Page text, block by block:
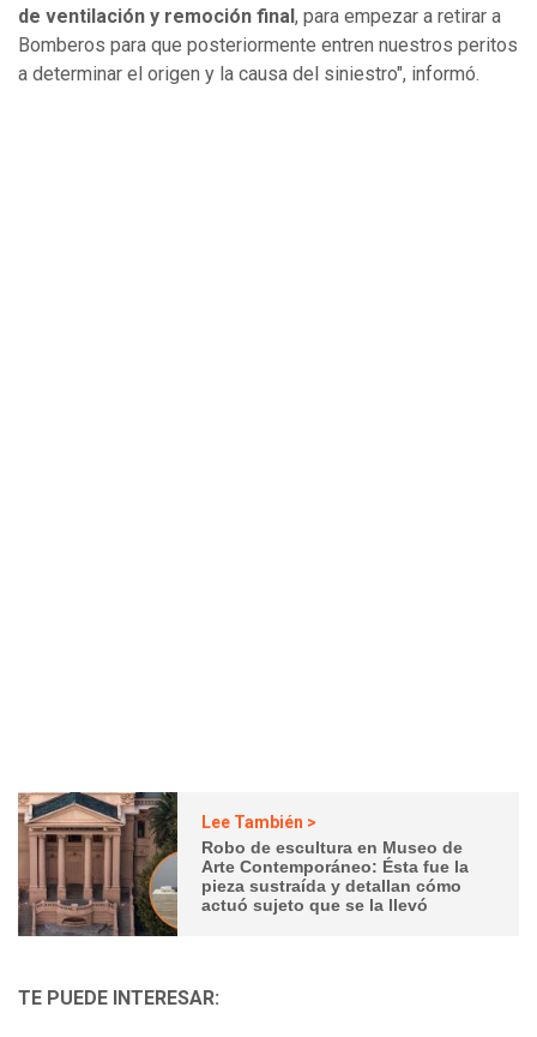
de ventilación y remoción final, para empezar a retirar a
Bomberos para que posteriormente entren nuestros peritos
a determinar el origen y la causa del siniestro", informó.
Lee También >
Robo de escultura en Museo de
Arte Contemporáneo: Ésta fue la
pieza sustraída y detallan cómo
actuó sujeto que se la llevó
TE PUEDE INTERESAR: